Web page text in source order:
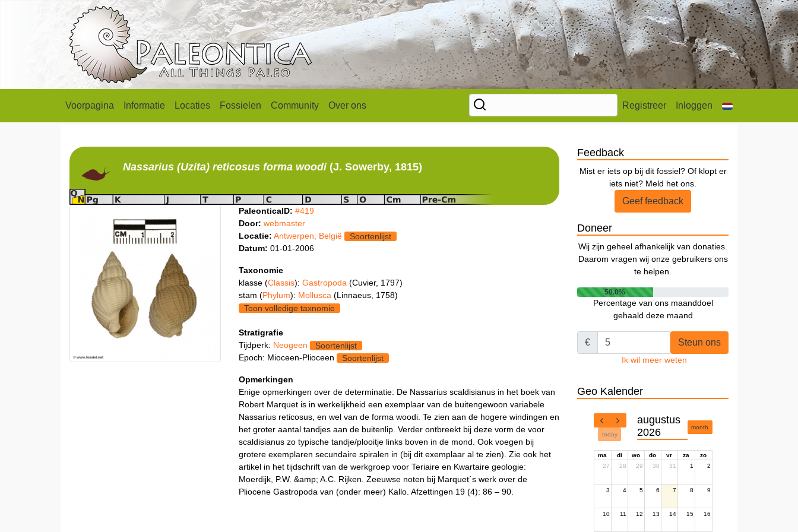
Voorpagina Informatie Locaties Fossielen Community Over ons Registreer Inloggen
Nassarius (Uzita)reticosus forma woodi (J. Sowerby, 1815)
PaleonticaID: #419
Door: webmaster
Locatie: Antwerpen, België
Soortenlijst
Datum: 01-01-2006
Taxonomie
klasse (Classis): Gastropoda (Cuvier, 1797)
stam (Phylum): Mollusca (Linnaeus, 1758)
Toon volledige taxnomie
Stratigrafie
Tijdperk: Neogeen
Soortenlijst
Epoch: Mioceen-Plioceen
Soortenlijst
Opmerkingen
Enige opmerkingen over de determinatie: De Nassarius scaldisianus in het boek van
Robert Marquet is in werkelijkheid een exemplaar van de buitengewoon variabele
Nassarius reticosus, en wel van de forma woodi. Te zien aan de hogere windingen en
het groter aantal tandjes aan de buitenlip. Verder ontbreekt bij deze vorm de voor
scaldisianus zo typische tandje/plooitje links boven in de mond. Ook voegen bij
grotere exemplaren secundaire spiralen in (bij dit exemplaar al te zien). Zie ook het
artikel in het tijdschrift van de werkgroep voor Teriaire en Kwartaire geologie:
Moerdijk, P.W. &amp; A.C. Rijken. Zeeuwse noten bij Marquet´s werk over de
Pliocene Gastropoda van (onder meer) Kallo. Afzettingen 19 (4): 86 – 90.
Feedback
Mist er iets op bij dit fossiel? Of klopt er
iets niet? Meld het ons.
Geef feedback
Doneer
Wij zijn geheel afhankelijk van donaties.
Daarom vragen wij onze gebruikers ons
te helpen.
50.0%
Percentage van ons maanddoel
gehaald deze maand
€ Steun ons
Ik wil meer weten
Geo Kalender
today
augustus
2026
month
ma di wo do vr za
zo
27
28 29 30 31 1 2
3 4 5 6 7 8 9
10 11 12 13 14 15 16